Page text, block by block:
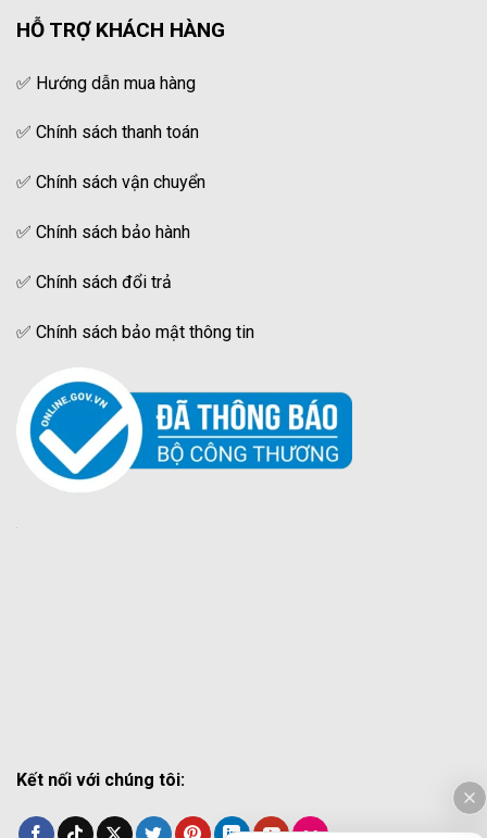
HỖ TRỢ KHÁCH HÀNG
✅ Hướng dẫn mua hàng
✅ Chính sách thanh toán
✅ Chính sách vận chuyển
✅ Chính sách bảo hành
✅ Chính sách đổi trả
✅ Chính sách bảo mật thông tin
Kết nối với chúng tôi: